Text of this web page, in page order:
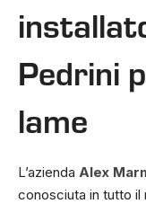
Pedrini
lame
L’azienda Alex
conosciuta in tutto il